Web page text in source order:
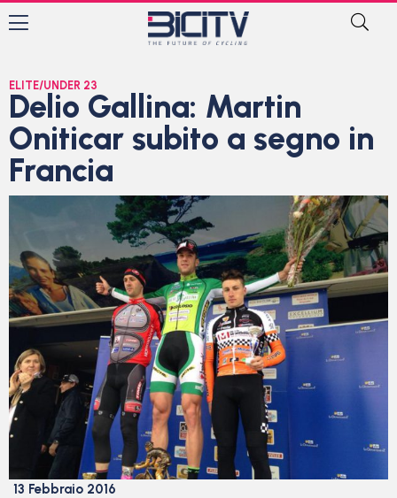
ELITE/UNDER 23
Delio Gallina: Martin
Oniticar subito a segno in
Francia
13 Febbraio 2016